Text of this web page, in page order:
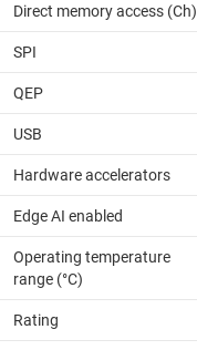
Direct memory access (Ch)
SPI
QEP
USB
Hardware accelerators
Edge AI enabled
Operating temperature
range (°C)
Rating